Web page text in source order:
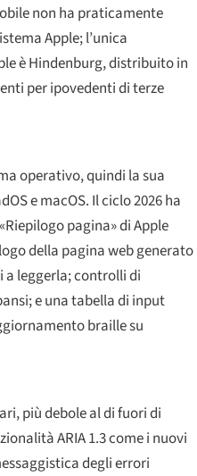
non ha praticamente
Apple; l’unica
è Hindenburg, distribuito in
per ipovedenti di terze
operativo, quindi la sua
e macOS. Il ciclo 2026 ha
pagina» di Apple
della pagina web generato
a leggerla; controlli di
e una tabella di input
braille su
più debole al di fuori di
ARIA 1.3 come i nuovi
degli errori